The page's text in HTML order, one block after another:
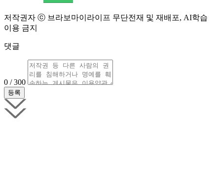
저작권자 ⓒ 브라보마이라이프 무단전재 및 재배포, AI학습
이용 금지
댓글
0 / 300